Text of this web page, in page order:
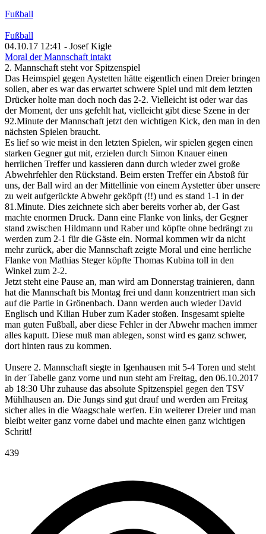
Fußball
Fußball
04.10.17 12:41 - Josef Kigle
Moral der Mannschaft intakt
2. Mannschaft steht vor Spitzenspiel
Das Heimspiel gegen Aystetten hätte eigentlich einen Dreier bringen
sollen, aber es war das erwartet schwere Spiel und mit dem letzten
Drücker holte man doch noch das 2-2. Vielleicht ist oder war das
der Moment, der uns gefehlt hat, vielleicht gibt diese Szene in der
92.Minute der Mannschaft jetzt den wichtigen Kick, den man in den
nächsten Spielen braucht.
Es lief so wie meist in den letzten Spielen, wir spielen gegen einen
starken Gegner gut mit, erzielen durch Simon Knauer einen
herrlichen Treffer und kassieren dann durch wieder zwei große
Abwehrfehler den Rückstand. Beim ersten Treffer ein Abstoß für
uns, der Ball wird an der Mittellinie von einem Aystetter über unsere
zu weit aufgerückte Abwehr geköpft (!!) und es stand 1-1 in der
81.Minute. Dies zeichnete sich aber bereits vorher ab, der Gast
machte enormen Druck. Dann eine Flanke von links, der Gegner
stand zwischen Hildmann und Raber und köpfte ohne bedrängt zu
werden zum 2-1 für die Gäste ein. Normal kommen wir da nicht
mehr zurück, aber die Mannschaft zeigte Moral und eine herrliche
Flanke von Mathias Steger köpfte Thomas Kubina toll in den
Winkel zum 2-2.
Jetzt steht eine Pause an, man wird am Donnerstag trainieren, dann
hat die Mannschaft bis Montag frei und dann konzentriert man sich
auf die Partie in Grönenbach. Dann werden auch wieder David
Englisch und Kilian Huber zum Kader stoßen. Insgesamt spielte
man guten Fußball, aber diese Fehler in der Abwehr machen immer
alles kaputt. Diese muß man ablegen, sonst wird es ganz schwer,
dort hinten raus zu kommen.
Unsere 2. Mannschaft siegte in Igenhausen mit 5-4 Toren und steht
in der Tabelle ganz vorne und nun steht am Freitag, den 06.10.2017
ab 18:30 Uhr zuhause das absolute Spitzenspiel gegen den TSV
Mühlhausen an. Die Jungs sind gut drauf und werden am Freitag
sicher alles in die Waagschale werfen. Ein weiterer Dreier und man
bleibt weiter ganz vorne dabei und machte einen ganz wichtigen
Schritt!
439